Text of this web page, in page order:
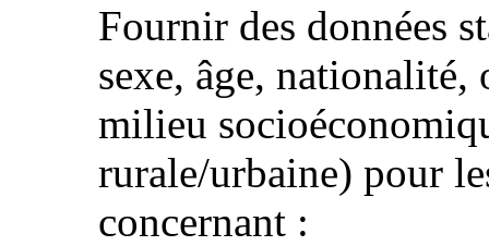
Fournir des données
sexe, âge,
milieu
rurale/urbaine) pour
concernant :